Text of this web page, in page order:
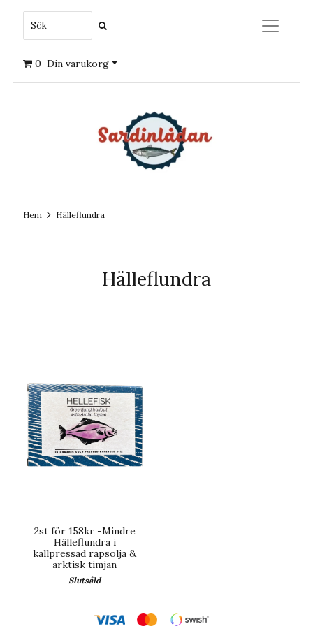
0 Din varukorg
Hem Hälleflundra
Hälleflundra
2st för 158kr -Mindre
Hälleflundra i
kallpressad rapsolja &
arktisk timjan
Slutsåld